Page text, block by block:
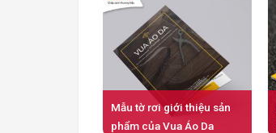
Mẫu tờ rơi giới thiệu sản
phẩm của Vua Áo Da